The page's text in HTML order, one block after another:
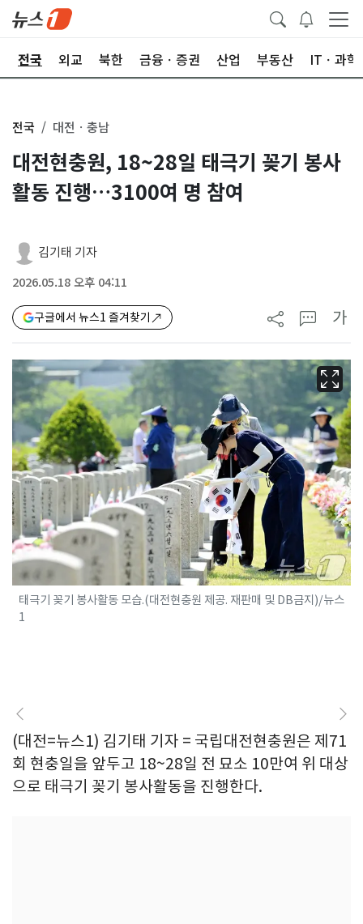
전국 외교 북한 금융ㆍ증권 산업 부동산 ITㆍ과학
전국 대전ㆍ충남
대전현충원, 18~28일 태극기 꽂기 봉사
활동 진행…3100여 명 참여
김기태 기자
2026.05.18 오후 04:11
구글에서 뉴스1 즐겨찾기 가
태극기 꽂기 봉사활동 모습.(대전현충원 제공. 재판매 및 DB금지)/뉴스
1
(대전=뉴스1) 김기태 기자 = 국립대전현충원은 제71
회 현충일을 앞두고 18~28일 전 묘소 10만여 위 대상
으로 태극기 꽂기 봉사활동을 진행한다.